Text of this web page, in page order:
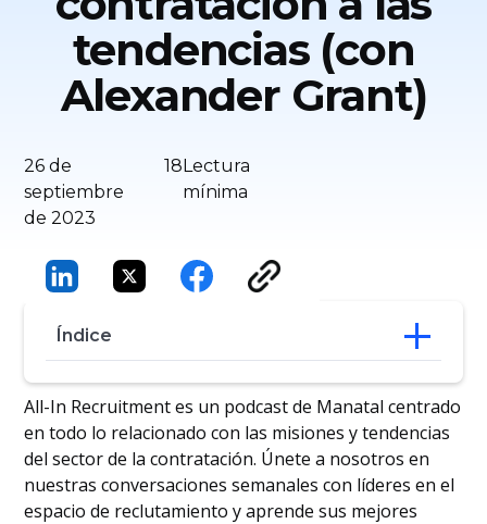
tendencias (con
Alexander Grant)
26 de
septiembre
de 2023
18Lectura
mínima
Índice
Alexander Grant: ¿quién es?
En un mundo híbrido, ¿cómo contratar al
talento adecuado?
‍Prepararsepara el futuro: tendencias en
las que centrarse
‍Employerbranding: la clave para atraer al
All-In Recruitment es un podcast de Manatal centrado
en todo lo relacionado con las misiones y tendencias
del sector de la contratación. Únete a nosotros en
nuestras conversaciones semanales con líderes en el
espacio de reclutamiento y aprende sus mejores